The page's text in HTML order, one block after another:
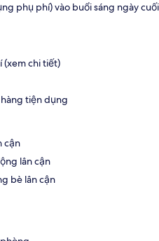
phụ phí) vào buổi sáng ngày cuối
(xem chi tiết)
tiện dụng
cận
lân cận
bè lân cận